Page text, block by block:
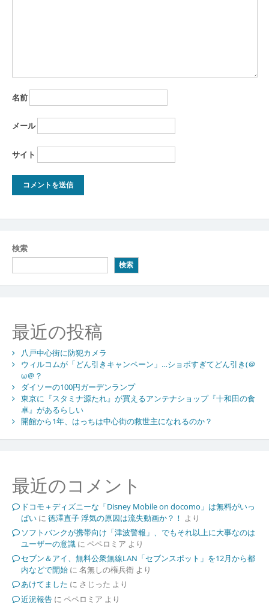
名前
メール
サイト
検索
検索
最近の投稿
八戸中心街に防犯カメラ
ウィルコムが「どん引きキャンペーン」…ショボすぎてどん引き(＠
ω＠？
ダイソーの100円ガーデンランプ
東京に『スタミナ源たれ』が買えるアンテナショップ『十和田の食
卓』があるらしい
開館から1年、はっちは中心街の救世主になれるのか？
最近のコメント
ドコモ＋ディズニーな「Disney Mobile on docomo」は無料がいっ
ぱいに 徳澤直子 浮気の原因は流失動画か？！ より
ソフトバンクが携帯向け「津波警報」、でもそれ以上に大事なのは
ユーザーの意識に ペペロミア より
セブン＆アイ、無料公衆無線LAN「セブンスポット」を12月から都
内などで開始に 名無しの権兵衛より
あけてました に さじった より
近況報告に ペペロミア より